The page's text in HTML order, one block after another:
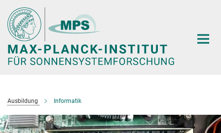
Hauptinhalt
Ausbildung Informatik